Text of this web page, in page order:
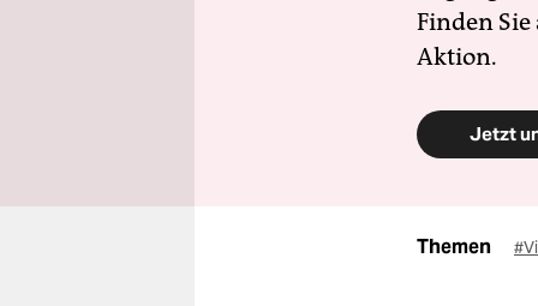
Finden
Aktion.
Jetzt
Themen